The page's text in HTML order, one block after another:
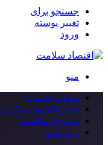
جستجو برای
تغییر پوسته
ورود
منو
صفحه نخست
اخبار اقتصاد سلامت
فناوری سلامت
درباره ما